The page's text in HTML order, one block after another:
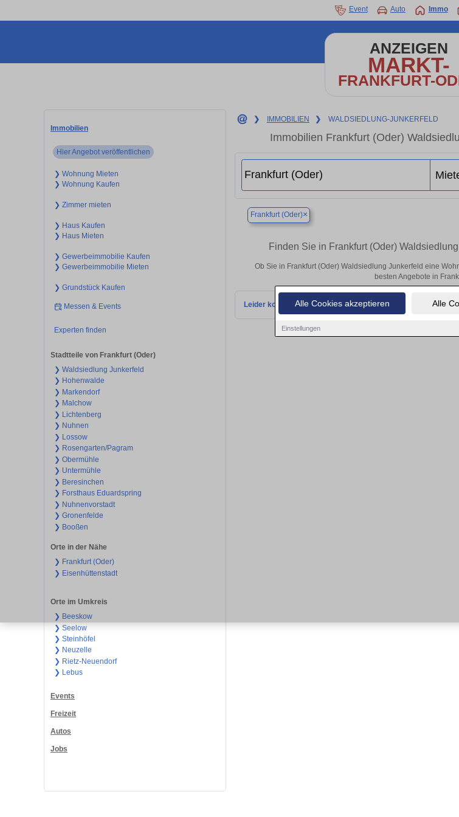
Alle Cookies akzeptieren Alle
Einstellungen
Event Auto Immo
ANZEIGEN
MARKT-
FRANKFURT-
Immobilien
Hier Angebot veröffentlichen
❯ Wohnung Mieten
❯ Wohnung Kaufen
❯ Zimmer mieten
❯ Haus Kaufen
❯ Haus Mieten
❯ Gewerbeimmobilie Kaufen
❯ Gewerbeimmobilie Mieten
❯ Grundstück Kaufen
Messen & Events
Experten finden
Stadtteile von Frankfurt (Oder)
❯ Waldsiedlung Junkerfeld
❯ Hohenwalde
❯ Markendorf
❯ Malchow
❯ Lichtenberg
❯ Nuhnen
❯ Lossow
❯ Rosengarten/Pagram
❯ Obermühle
❯ Untermühle
❯ Beresinchen
❯ Forsthaus Eduardspring
❯ Nuhnenvorstadt
❯ Gronenfelde
❯ Booßen
Orte in der Nähe
❯ Frankfurt (Oder)
❯ Eisenhüttenstadt
Orte im Umkreis
❯ Beeskow
❯ Seelow
❯ Steinhöfel
❯ Neuzelle
❯ Rietz-Neuendorf
❯ Lebus
Events
Freizeit
Autos
Jobs
❯ IMMOBILIEN ❯ WALDSIEDLUNG-JUNKERFELD
Immobilien Frankfurt (Oder)
Frankfurt (Oder)×
Finden Sie in Frankfurt (Oder)
Ob Sie in Frankfurt (Oder) Waldsiedlung Junkerfeld eine
besten Angebote in
Leider konnten wir derzeit keine passenden Objekte finden.